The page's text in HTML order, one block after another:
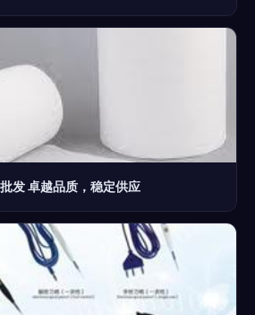
发 卓越品质，稳定供应